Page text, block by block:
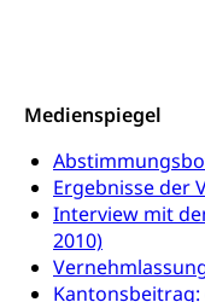
Medienspiegel
Ergebnisse der
Interview mit
2010)
IV für Kinder
Betreuung
Religion
Kirche,
Sport